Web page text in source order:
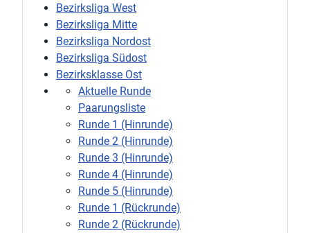
Bezirksliga West
Bezirksliga Mitte
Bezirksliga Nordost
Bezirksliga Südost
Bezirksklasse Ost
Aktuelle Runde
Paarungsliste
Runde 1 (Hinrunde)
Runde 2 (Hinrunde)
Runde 3 (Hinrunde)
Runde 4 (Hinrunde)
Runde 5 (Hinrunde)
Runde 1 (Rückrunde)
Runde 2 (Rückrunde)